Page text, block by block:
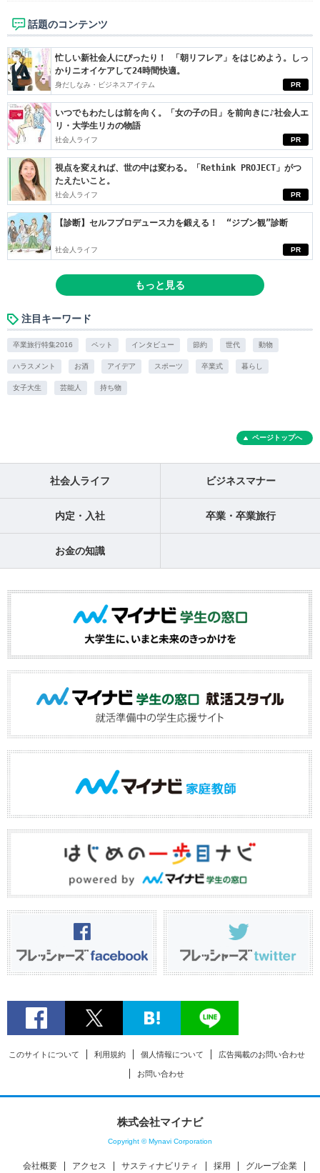
話題のコンテンツ
PR
忙しい新社会人にぴったり！ 「朝リフレア」をはじめよう。しっ
かりニオイケアして24時間快適。
身だしなみ・ビジネスアイテム
PR
いつでもわたしは前を向く。「女の子の日」を前向きに♪社会人エ
リ・大学生リカの物語
社会人ライフ
PR
視点を変えれば、世の中は変わる。「Rethink PROJECT」がつ
たえたいこと。
社会人ライフ
PR
【診断】セルフプロデュース力を鍛える！ “ジブン観”診断
社会人ライフ
もっと見る
注目キーワード
卒業旅行特集2016 ペット インタビュー 節約 世代 動物
ハラスメント お酒 アイデア スポーツ 卒業式 暮らし
女子大生 芸能人 持ち物
ページトップへ
社会人ライフ ビジネスマナー
内定・入社 卒業・卒業旅行
お金の知識
このサイトについて 利用規約 個人情報について 広告掲載のお問い合わせ
お問い合わせ
株式会社マイナビ
Copyright © Mynavi Corporation
会社概要 アクセス サスティナビリティ 採用 グループ企業